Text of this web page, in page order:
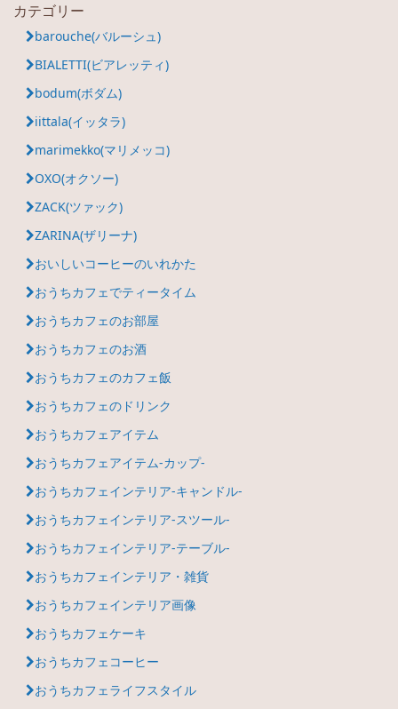
カテゴリー
barouche(バルーシュ)
BIALETTI(ビアレッティ)
bodum(ボダム)
iittala(イッタラ)
marimekko(マリメッコ)
OXO(オクソー)
ZACK(ツァック)
ZARINA(ザリーナ)
おいしいコーヒーのいれかた
おうちカフェでティータイム
おうちカフェのお部屋
おうちカフェのお酒
おうちカフェのカフェ飯
おうちカフェのドリンク
おうちカフェアイテム
おうちカフェアイテム-カップ-
おうちカフェインテリア-キャンドル-
おうちカフェインテリア-スツール-
おうちカフェインテリア-テーブル-
おうちカフェインテリア・雑貨
おうちカフェインテリア画像
おうちカフェケーキ
おうちカフェコーヒー
おうちカフェライフスタイル